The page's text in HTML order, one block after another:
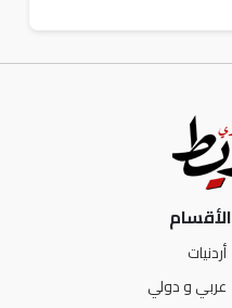
الأقسام
أردنيات
عربي و دولي